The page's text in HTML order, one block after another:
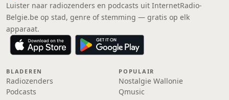
Luister naar radiozenders en podcasts uit InternetRadio-
Belgie.be op stad, genre of stemming — gratis op elk
apparaat.
BLADEREN
Radiozenders
Podcasts
POPULAIR
Nostalgie Wallonie
Qmusic